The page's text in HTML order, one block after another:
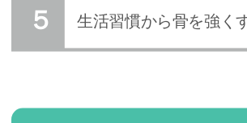
生活習慣から骨を強く